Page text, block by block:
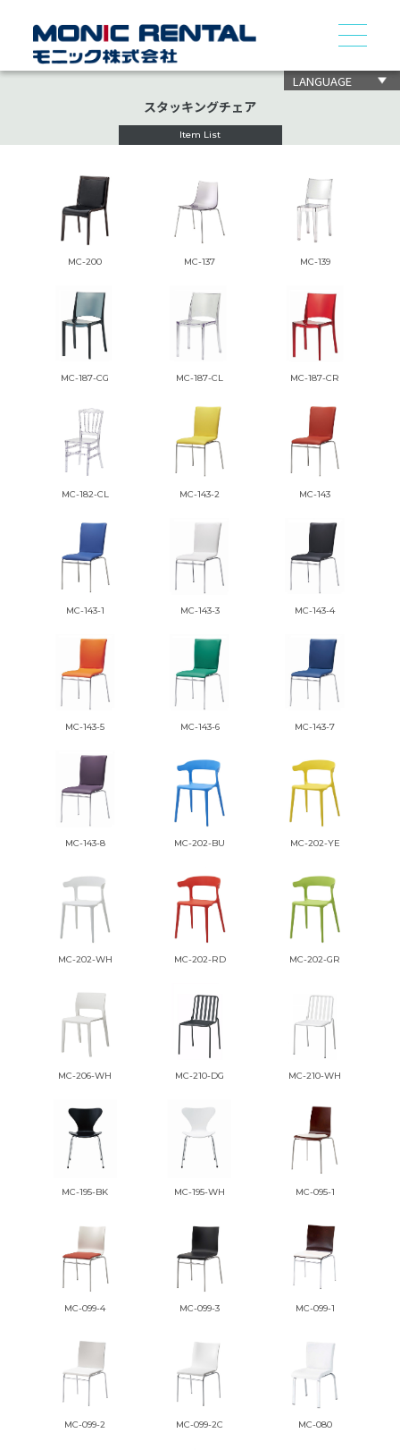
LANGUAGE
スタッキングチェア
Item List
MC-200 MC-137 MC-139
MC-187-CG MC-187-CL MC-187-CR
MC-182-CL MC-143-2 MC-143
MC-143-1 MC-143-3 MC-143-4
MC-143-5 MC-143-6 MC-143-7
MC-143-8 MC-202-BU MC-202-YE
MC-202-WH MC-202-RD MC-202-GR
MC-206-WH MC-210-DG MC-210-WH
MC-195-BK MC-195-WH MC-095-1
MC-099-4 MC-099-3 MC-099-1
MC-099-2 MC-099-2C MC-080